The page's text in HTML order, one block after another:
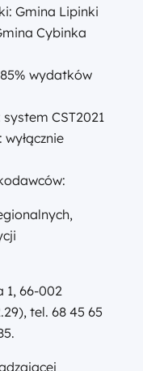
Gmina Lipinki
Cybinka
wydatków
CST2021
1, 66-002
tel. 68 45 65